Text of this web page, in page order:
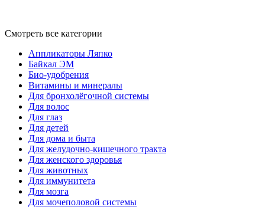
Смотреть все категории
Аппликаторы Ляпко
Байкал ЭМ
Био-удобрения
Витамины и минералы
Для бронхолёгочной системы
Для волос
Для глаз
Для детей
Для дома и быта
Для желудочно-кишечного тракта
Для женского здоровья
Для животных
Для иммунитета
Для мозга
Для мочеполовой системы